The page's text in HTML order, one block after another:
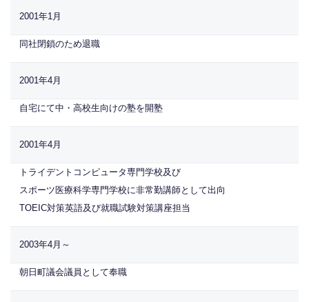
2001年1月
同社閉鎖のため退職
2001年4月
自宅にて中・高校生向けの塾を開塾
2001年4月
トライデントコンピュータ専門学校及び
スポーツ医療科学専門学校に非常勤講師として出向
TOEIC対策英語及び就職試験対策講座担当
2003年4月～
朝日町議会議員として奉職